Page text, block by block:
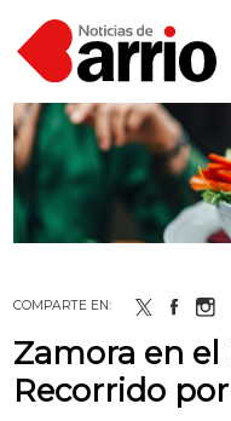
COMPARTE EN:
Zamora en el
Recorrido